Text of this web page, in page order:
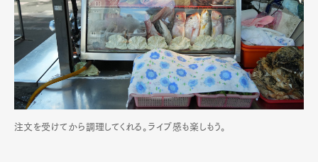
注文を受けてから調理してくれる。ライブ感も楽しもう。